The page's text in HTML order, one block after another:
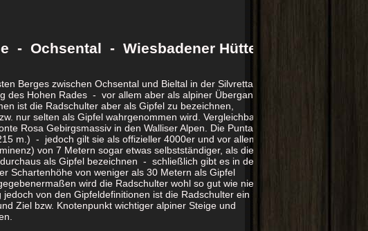
Ochsental - Wiesbadener Hütte
Berges zwischen Ochsental und Bieltal in der Silvretta.
des Hohen Rades - vor allem aber als alpiner Übergang
ist die Radschulter aber als Gipfel zu bezeichnen,
nur selten als Gipfel wahrgenommen wird. Vergleichbar
Rosa Gebirgsmassiv in den Walliser Alpen. Die Punta
m.) - jedoch gilt sie als offizieller 4000er und vor allem
von 7 Metern sogar etwas selbstständiger, als die
als Gipfel bezeichnen - schließlich gibt es in den
Schartenhöhe von weniger als 30 Metern als Gipfel
wird die Radschulter wohl so gut wie nie
von den Gipfeldefinitionen ist die Radschulter ein
Ziel bzw. Knotenpunkt wichtiger alpiner Steige und